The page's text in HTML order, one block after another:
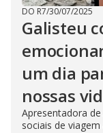
DO R7/30/07/2025
Galisteu
um dia
nossas
Apresentadora
sociais de